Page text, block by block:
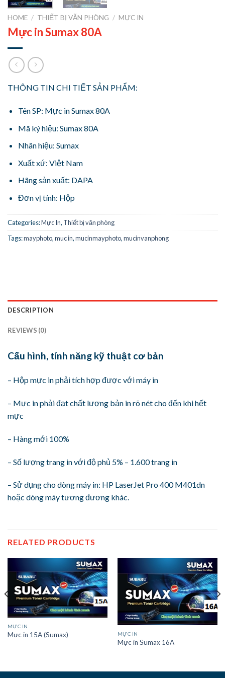
HOME / THIẾT BỊ VĂN PHÒNG / MỰC IN
Mực in Sumax 80A
THÔNG TIN CHI TIẾT SẢN PHẨM:
Tên SP: Mực in Sumax 80A
Mã ký hiệu: Sumax 80A
Nhãn hiệu: Sumax
Xuất xứ: Việt Nam
Hãng sản xuất: DAPA
Đơn vị tính: Hộp
Categories:Mực In, Thiết bị văn phòng
Tags:mayphoto,muc in,mucinmayphoto,mucinvanphong
DESCRIPTION
REVIEWS (0)
Cấu hình, tính năng kỹ thuật cơ bản
– Hộp mực in phải tích hợp được với máy in
– Mực in phải đạt chất lượng bản in rõ nét cho đến khi hết
mực
– Hàng mới 100%
– Số lượng trang in với độ phủ 5% – 1.600 trang in
– Sử dụng cho dòng máy in: HP LaserJet Pro 400 M401dn
hoặc dòng máy tương đương khác.
RELATED PRODUCTS
MỰC IN
Mực in 15A (Sumax) MỰC IN
Mực in Sumax 16A